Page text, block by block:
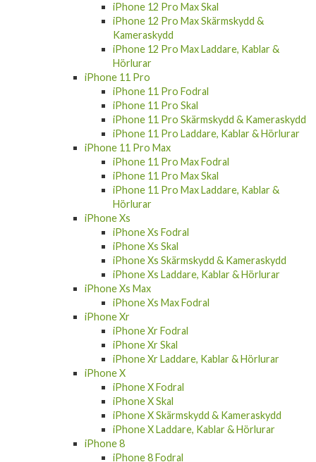
iPhone 12 Pro Max Skärmskydd &
Kameraskydd
iPhone 12 Pro Max Laddare, Kablar &
Hörlurar
iPhone 11 Pro
iPhone 11 Pro Fodral
iPhone 11 Pro Skal
iPhone 11 Pro Skärmskydd & Kameraskydd
iPhone 11 Pro Laddare, Kablar & Hörlurar
iPhone 11 Pro Max
iPhone 11 Pro Max Fodral
iPhone 11 Pro Max Skal
iPhone 11 Pro Max Laddare, Kablar &
Hörlurar
iPhone Xs
iPhone Xs Fodral
iPhone Xs Skal
iPhone Xs Skärmskydd & Kameraskydd
iPhone Xs Laddare, Kablar & Hörlurar
iPhone Xs Max
iPhone Xs Max Fodral
iPhone Xr
iPhone Xr Fodral
iPhone Xr Skal
iPhone Xr Laddare, Kablar & Hörlurar
iPhone X
iPhone X Fodral
iPhone X Skal
iPhone X Skärmskydd & Kameraskydd
iPhone X Laddare, Kablar & Hörlurar
iPhone 8
iPhone 8 Fodral
iPhone 8 Skal